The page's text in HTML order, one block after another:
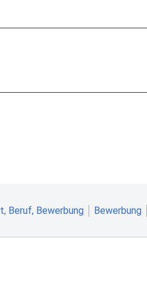
Beruf, Bewerbung Bewerbung